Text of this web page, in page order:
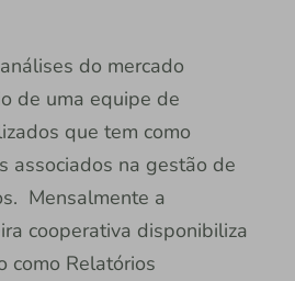
do mercado
de uma equipe de
que tem como
associados na gestão de
Mensalmente a
cooperativa disponibiliza
como Relatórios